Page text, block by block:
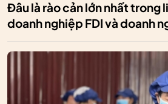
Đâu là rào cản lớn nhất trong
doanh nghiệp FDI và doanh